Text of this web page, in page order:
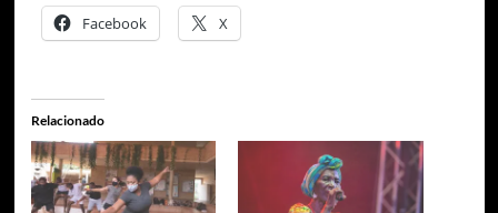
Facebook X
Relacionado